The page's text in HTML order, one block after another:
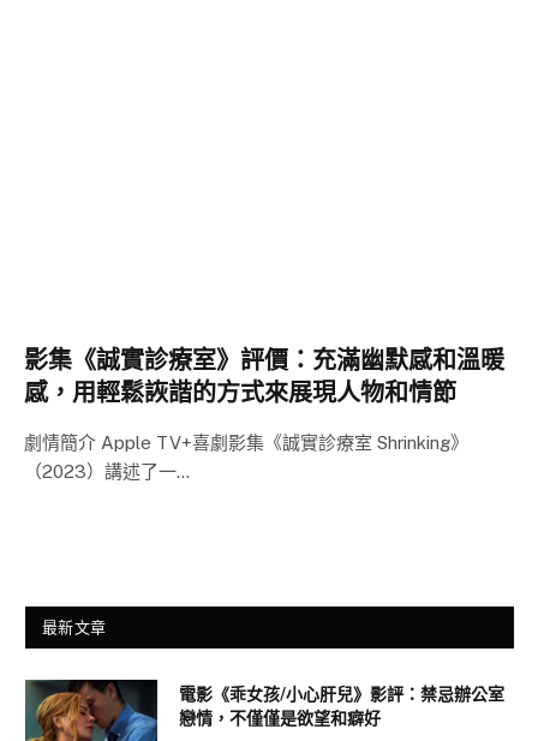
影集《誠實診療室》評價：充滿幽默感和溫暖
感，用輕鬆詼諧的方式來展現人物和情節
劇情簡介 Apple TV+喜劇影集《誠實診療室 Shrinking》
（2023）講述了一…
最新文章
電影《乖女孩/小心肝兒》影評：禁忌辦公室
戀情，不僅僅是欲望和癖好